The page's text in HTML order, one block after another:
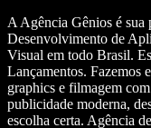
A Agência Gênios é sua
Desenvolvimento de
Visual em todo Brasil.
Lançamentos. Fazemos
graphics e filmagem
publicidade moderna,
escolha certa. Agência